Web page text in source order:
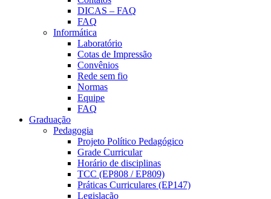
DICAS – FAQ
FAQ
Informática
Laboratório
Cotas de Impressão
Convênios
Rede sem fio
Normas
Equipe
FAQ
Graduação
Pedagogia
Projeto Político Pedagógico
Grade Curricular
Horário de disciplinas
TCC (EP808 / EP809)
Práticas Curriculares (EP147)
Legislação